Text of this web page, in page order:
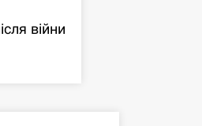
війни